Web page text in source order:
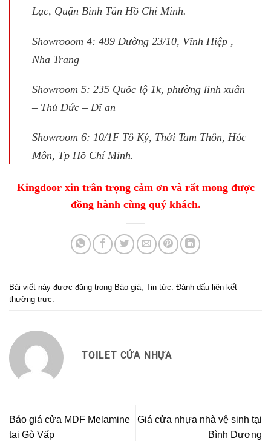
Lạc, Quận Bình Tân Hồ Chí Minh.
Showrooom 4: 489 Đường 23/10, Vĩnh Hiệp ,
Nha Trang
Showroom 5: 235 Quốc lộ 1k, phường linh xuân
– Thủ Đức – Dĩ an
Showroom 6: 10/1F Tô Ký, Thới Tam Thôn, Hóc
Môn, Tp Hồ Chí Minh.
Kingdoor xin trân trọng cảm ơn và rất mong được
đồng hành cùng quý khách.
Bài viết này được đăng trong Báo giá Tin tức . Đánh dấu liên kết
thường trực
TOILET CỬA NHỰA
Báo giá cửa MDF Melamine
tại Gò Vấp
Giá cửa nhựa nhà vệ sinh tại
Bình Dương